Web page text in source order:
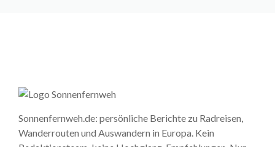
Sonnenfernweh.de: persönliche Berichte zu Radreisen,
Wanderrouten und Auswandern in Europa. Kein